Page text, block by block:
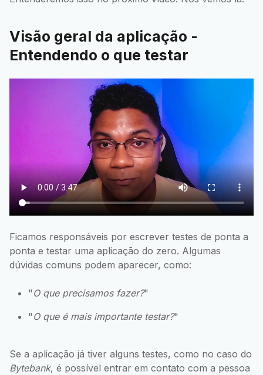
Visão geral da aplicação -
Entendendo o que testar
Ficamos responsáveis por escrever testes de ponta a
ponta e testar uma aplicação do zero. Algumas
dúvidas comuns podem aparecer, como:
" O que precisamos fazer?"
" O que é mais importante testar?"
Se a aplicação já tiver alguns testes, como no caso do
Bytebank, é possível entrar em contato com a pessoa